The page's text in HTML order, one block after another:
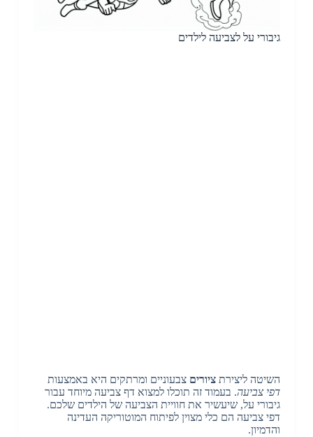
גיבורי על לצביעה לילדים
השיטה ליצירת ציורים צבעוניים ומרתקים היא באמצעות
דפי צביעה. בעמוד זה תוכלו למצוא דף צביעה מיוחד עבור
גיבורי על, שיעשיר את חוויית הצביעה של הילדים שלכם.
דפי צביעה הם כלי מצוין לפיתוח המוטוריקה העדינה
והדמיון.